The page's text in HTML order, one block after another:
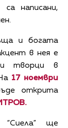
написани,
и богата
в нея е
творци в
17 ноември
открита
ще